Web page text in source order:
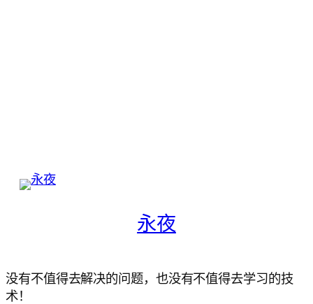
永夜
没有不值得去解决的问题，也没有不值得去学习的技
术！